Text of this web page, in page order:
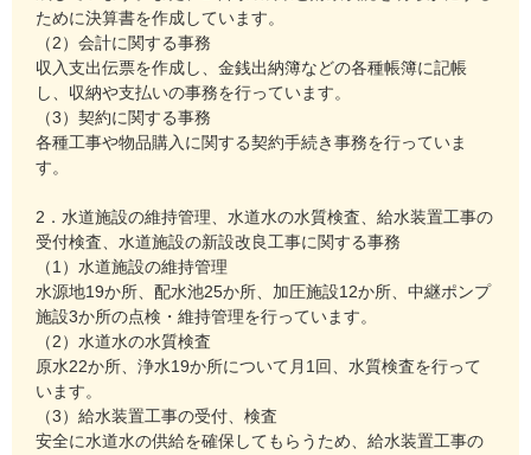
ために決算書を作成しています。
（2）会計に関する事務
収入支出伝票を作成し、金銭出納簿などの各種帳簿に記帳
し、収納や支払いの事務を行っています。
（3）契約に関する事務
各種工事や物品購入に関する契約手続き事務を行っていま
す。
2．水道施設の維持管理、水道水の水質検査、給水装置工事の
受付検査、水道施設の新設改良工事に関する事務
（1）水道施設の維持管理
水源地19か所、配水池25か所、加圧施設12か所、中継ポンプ
施設3か所の点検・維持管理を行っています。
（2）水道水の水質検査
原水22か所、浄水19か所について月1回、水質検査を行って
います。
（3）給水装置工事の受付、検査
安全に水道水の供給を確保してもらうため、給水装置工事の